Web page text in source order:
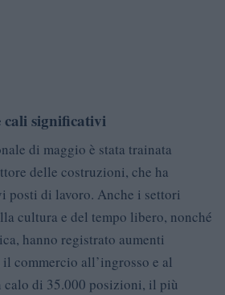
cali significativi
di maggio è stata trainata
delle costruzioni, che ha
posti di lavoro. Anche i settori
cultura e del tempo libero, nonché
hanno registrato aumenti
commercio all’ingrosso e al
calo di 35.000 posizioni, il più